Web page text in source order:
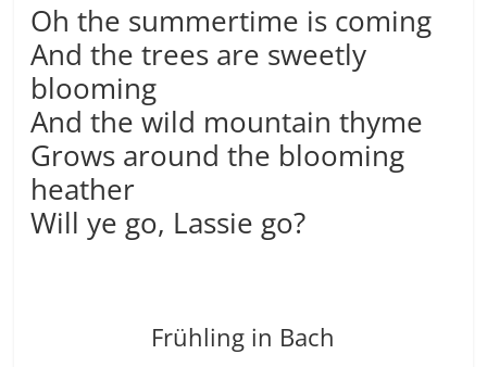
Oh the summertime is coming
And the trees are sweetly
blooming
And the wild mountain thyme
Grows around the blooming
heather
Will ye go, Lassie go?
Frühling in Bach